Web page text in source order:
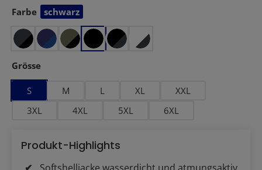
Farbe
auswählenschwarz
Grösse
S M L XL
XXL
3XL
4XL 5XL 6XL
Produkt-Highlights